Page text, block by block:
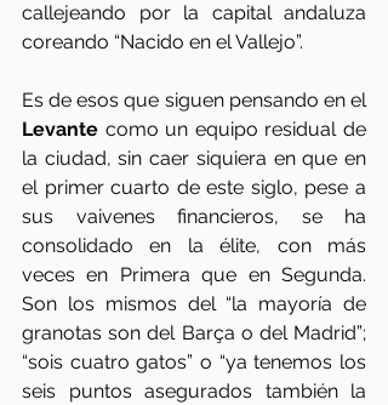
callejeando por la capital andaluza
coreando “Nacido en el Vallejo”.
Es de esos que siguen pensando en el
Levante como un equipo residual de
la ciudad, sin caer siquiera en que en
el primer cuarto de este siglo, pese a
sus vaivenes financieros, se ha
consolidado en la élite, con más
veces en Primera que en Segunda.
Son los mismos del “la mayoría de
granotas son del Barça o del Madrid”;
“sois cuatro gatos” o “ya tenemos los
seis puntos asegurados también la